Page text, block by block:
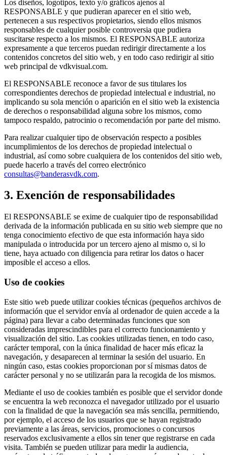
Los diseños, logotipos, texto y/o gráficos ajenos al
RESPONSABLE y que pudieran aparecer en el sitio web,
pertenecen a sus respectivos propietarios, siendo ellos mismos
responsables de cualquier posible controversia que pudiera
suscitarse respecto a los mismos. El RESPONSABLE autoriza
expresamente a que terceros puedan redirigir directamente a los
contenidos concretos del sitio web, y en todo caso redirigir al sitio
web principal de vdkvisual.com.
El RESPONSABLE reconoce a favor de sus titulares los
correspondientes derechos de propiedad intelectual e industrial, no
implicando su sola mención o aparición en el sitio web la existencia
de derechos o responsabilidad alguna sobre los mismos, como
tampoco respaldo, patrocinio o recomendación por parte del mismo.
Para realizar cualquier tipo de observación respecto a posibles
incumplimientos de los derechos de propiedad intelectual o
industrial, así como sobre cualquiera de los contenidos del sitio web,
puede hacerlo a través del correo electrónico
consultas@banderasvdk.com.
3. Exención de responsabilidades
El RESPONSABLE se exime de cualquier tipo de responsabilidad
derivada de la información publicada en su sitio web siempre que no
tenga conocimiento efectivo de que esta información haya sido
manipulada o introducida por un tercero ajeno al mismo o, si lo
tiene, haya actuado con diligencia para retirar los datos o hacer
imposible el acceso a ellos.
Uso de cookies
Este sitio web puede utilizar cookies técnicas (pequeños archivos de
información que el servidor envía al ordenador de quien accede a la
página) para llevar a cabo determinadas funciones que son
consideradas imprescindibles para el correcto funcionamiento y
visualización del sitio. Las cookies utilizadas tienen, en todo caso,
carácter temporal, con la única finalidad de hacer más eficaz la
navegación, y desaparecen al terminar la sesión del usuario. En
ningún caso, estas cookies proporcionan por sí mismas datos de
carácter personal y no se utilizarán para la recogida de los mismos.
Mediante el uso de cookies también es posible que el servidor donde
se encuentra la web reconozca el navegador utilizado por el usuario
con la finalidad de que la navegación sea más sencilla, permitiendo,
por ejemplo, el acceso de los usuarios que se hayan registrado
previamente a las áreas, servicios, promociones o concursos
reservados exclusivamente a ellos sin tener que registrarse en cada
visita. También se pueden utilizar para medir la audiencia,